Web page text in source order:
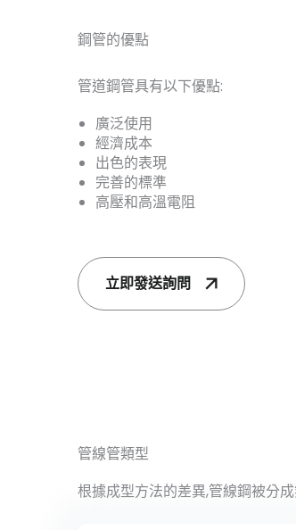
鋼管的優點
管道鋼管具有以下優點:
廣泛使用
經濟成本
出色的表現
完善的標準
高壓和高溫電阻
立即發送詢問
管線管類型
根據成型方法的差異,管線鋼被分